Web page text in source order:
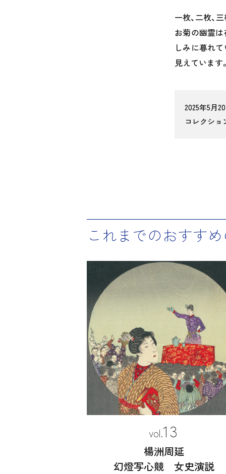
一枚、二枚、
お菊の幽霊
しみに暮れ
見えています
2025年5月
コレクショ
これまでのおすす
13
楊洲周延
幻燈写心競 女史演説